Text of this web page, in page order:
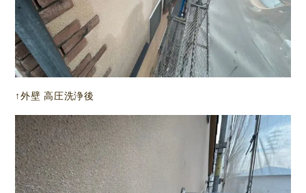
↑外壁 高圧洗浄後